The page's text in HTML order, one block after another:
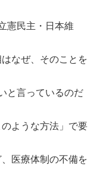
憲民主・日本維
なぜ、そのことを
と言っているのだ
ような方法」で要
医療体制の不備を